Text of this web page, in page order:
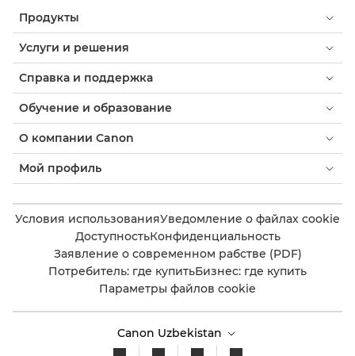
Продукты
Услуги и решения
Справка и поддержка
Обучение и образование
О компании Canon
Мой профиль
Условия использованияУведомление о файлах cookie
ДоступностьКонфиденциальность
Заявление о современном рабстве (PDF)
Потребитель: где купитьБизнес: где купить
Параметры файлов cookie
Canon Uzbekistan